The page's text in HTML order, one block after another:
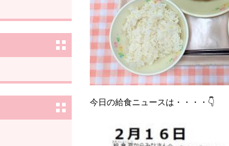
今日の給食ニュースは・・・・👇